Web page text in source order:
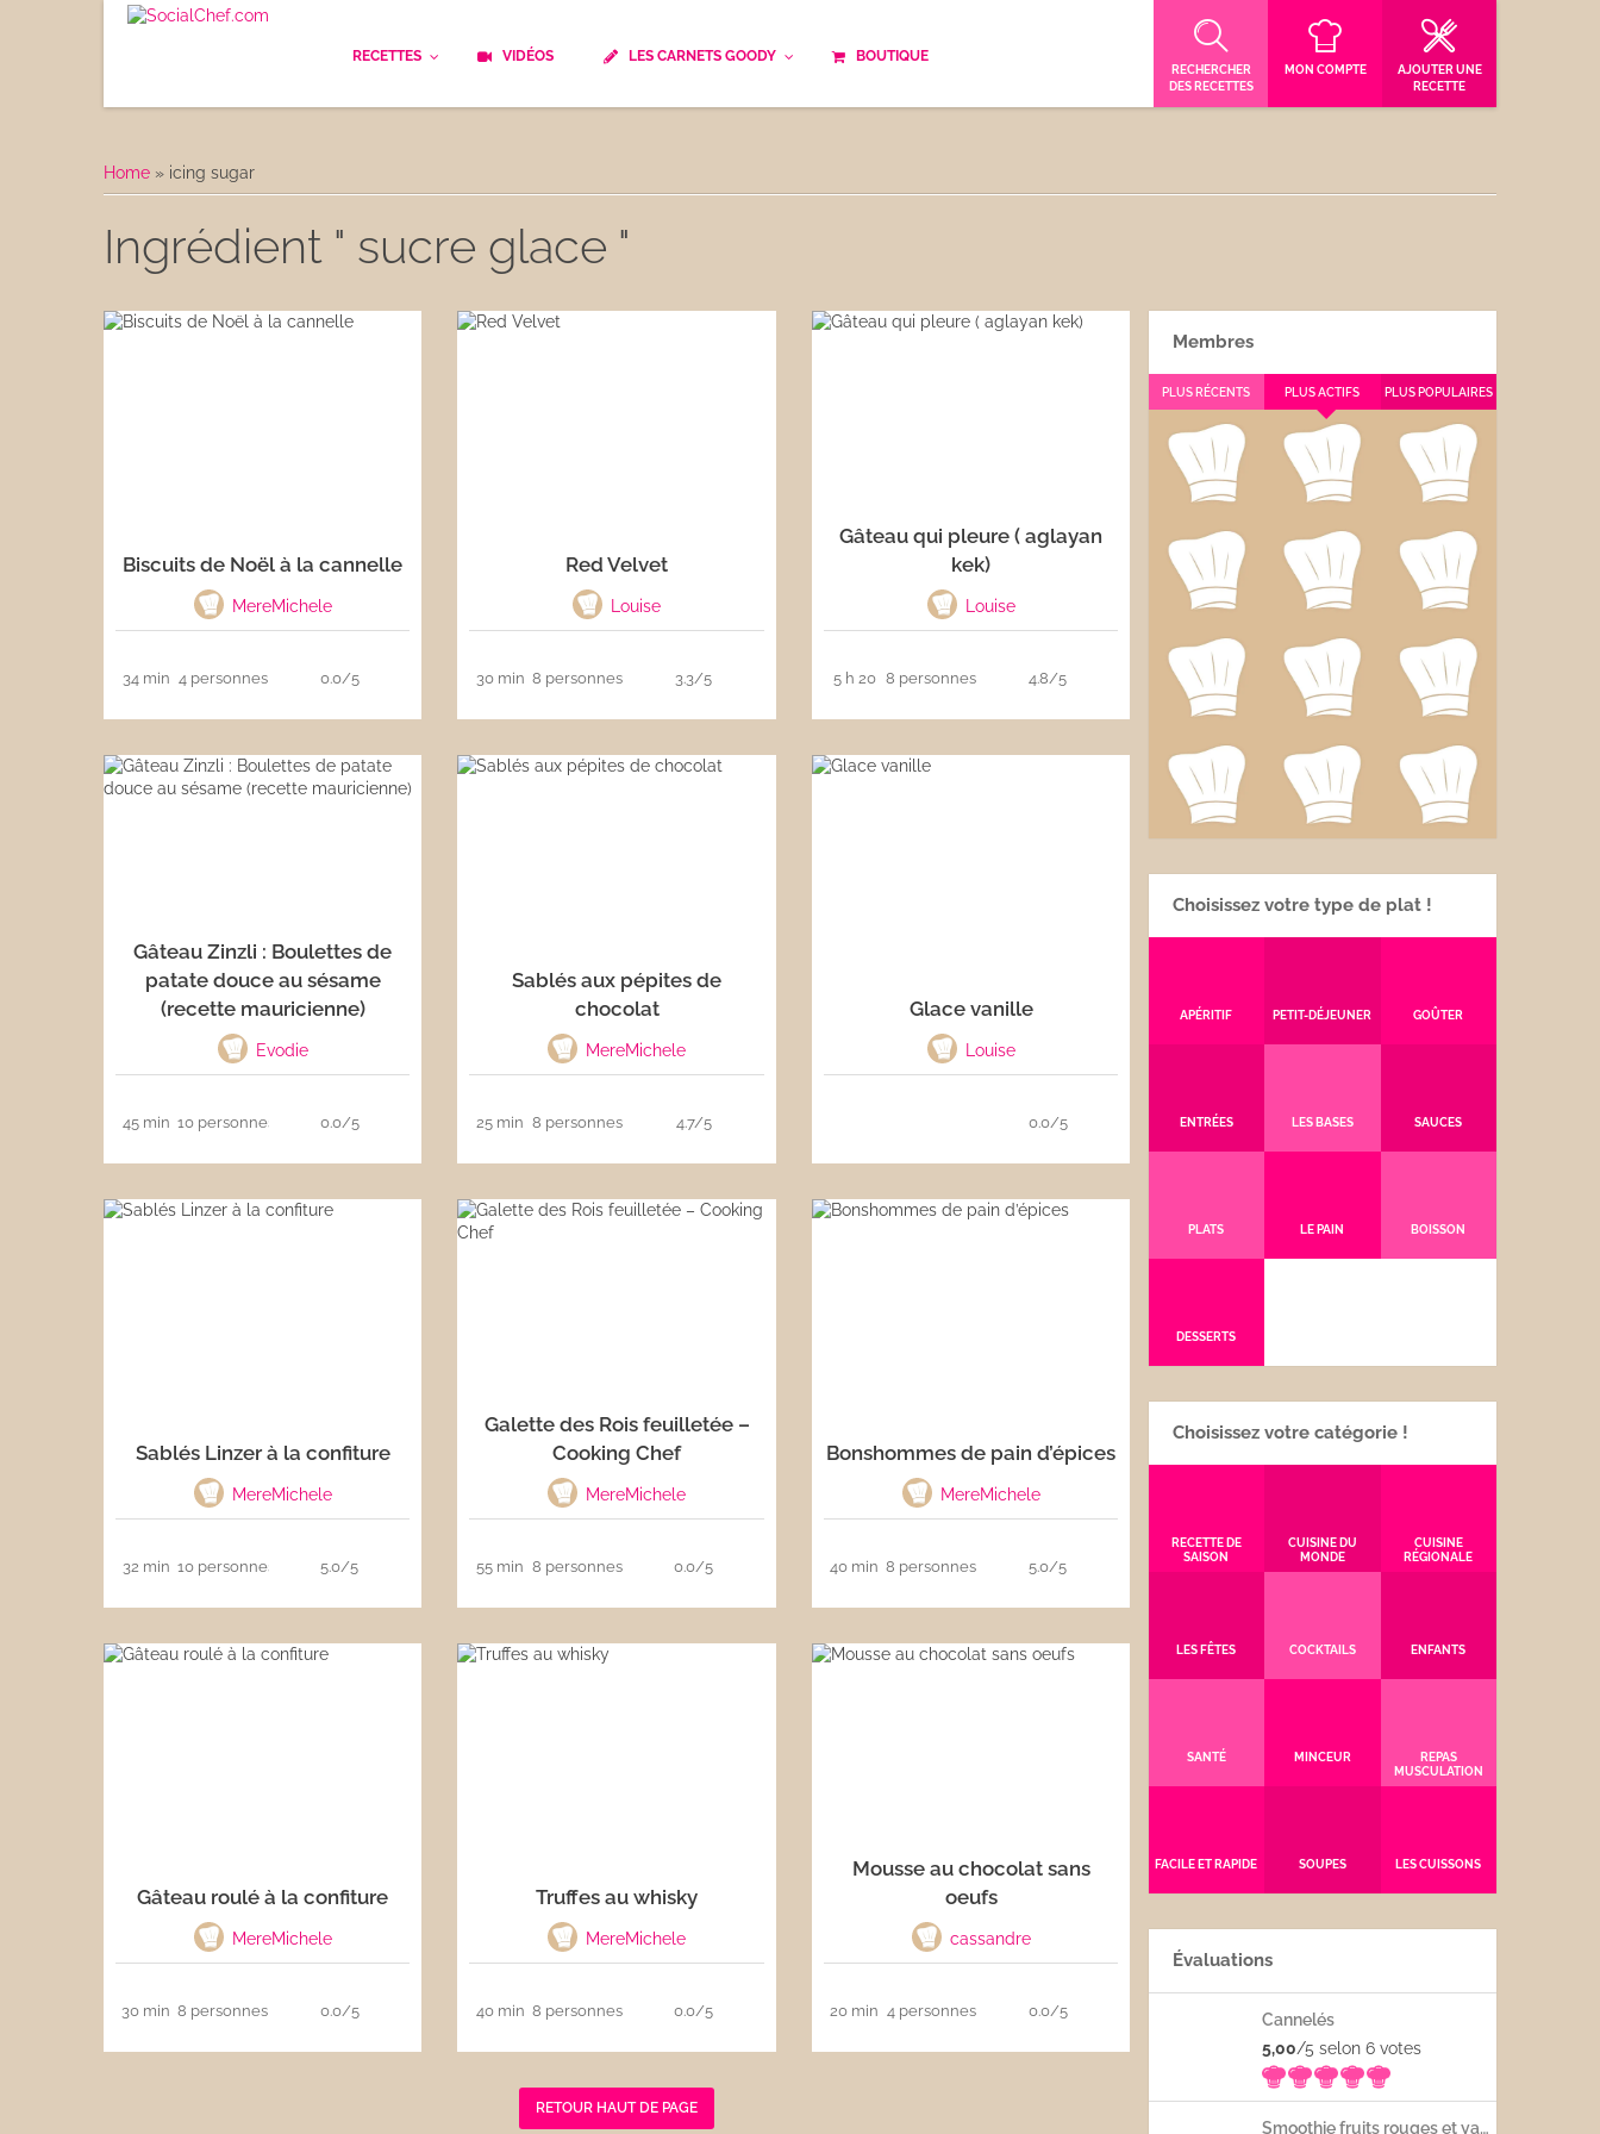
RECETTES
Le Pain
Apéritifs
Déjeuner
Boissons
Cuisine française traditionnelle
Enfants Robots multifonctions
VIDÉOS LES CARNETS GOODY
Spécialité culinaire
BOUTIQUE
RECHERCHER
DES RECETTES
MON COMPTE
AJOUTER UNE
RECETTE
Home » icing sugar
Ingrédient " sucre glace "
Biscuits de Noël à la cannelle
MereMichele
34 min 4 personnes 0.0/5
Red Velvet
Louise
30 min 8 personnes 3.3/5
Gâteau qui pleure ( aglayan
kek)
Louise
5 h 20 8 personnes 4.8/5
Gâteau Zinzli : Boulettes de
patate douce au sésame
(recette mauricienne)
Evodie
45 min 10 personnes 0.0/5
Sablés aux pépites de
chocolat
MereMichele
25 min 8 personnes 4.7/5
Glace vanille
Louise
0.0/5
Sablés Linzer à la confiture
MereMichele
32 min 10 personnes 5.0/5
Galette des Rois feuilletée –
Cooking Chef
MereMichele
55 min 8 personnes 0.0/5
Bonshommes de pain d’épices
MereMichele
40 min 8 personnes 5.0/5
Gâteau roulé à la confiture
MereMichele
30 min 8 personnes 0.0/5
Truffes au whisky
MereMichele
40 min 8 personnes 0.0/5
Mousse au chocolat sans
oeufs
cassandre
20 min 4 personnes 0.0/5
RETOUR HAUT DE PAGE
Membres
PLUS RÉCENTS PLUS ACTIFS PLUS POPULAIRES
Choisissez votre type de plat !
APÉRITIF PETIT-DÉJEUNER GOÛTER
ENTRÉES LES BASES SAUCES
PLATS LE PAIN BOISSON
DESSERTS
Choisissez votre catégorie !
RECETTE DE
SAISON
CUISINE DU
MONDE
CUISINE
RÉGIONALE
LES FÊTES COCKTAILS ENFANTS
SANTÉ MINCEUR
REPAS
MUSCULATION
FACILE ET RAPIDE SOUPES LES CUISSONS
Évaluations
Cannelés
5,00/5 selon 6 votes
Smoothie fruits rouges et yaourt